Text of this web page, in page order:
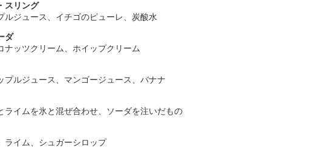
スリング
ルジュース、イチゴのピューレ、炭酸水
ダ
ナッツクリーム、ホイップクリーム
プルジュース、マンゴージュース、バナナ
ライムを氷と混ぜ合わせ、ソーダを注いだもの
ライム、シュガーシロップ